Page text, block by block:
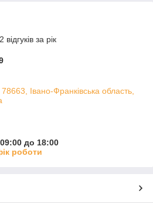
за рік
Івано-Франківська область,
до 18:00
роботи